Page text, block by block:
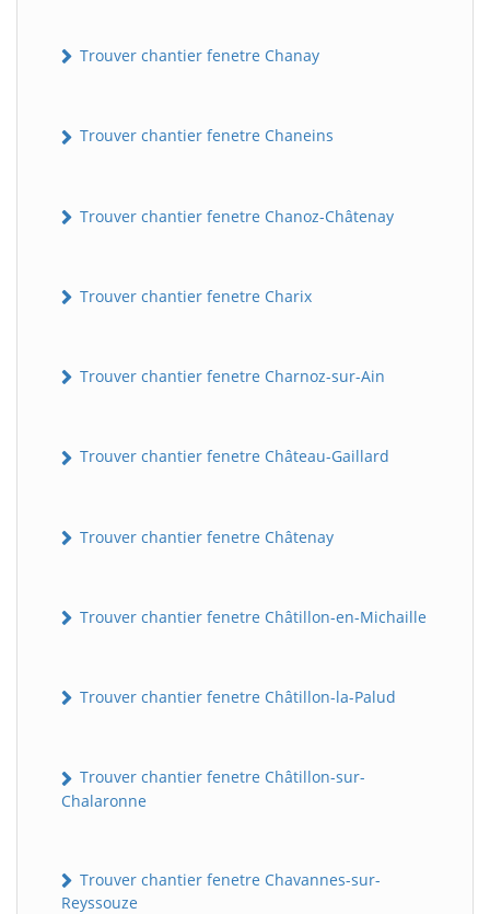
Trouver chantier fenetre Chanay
Trouver chantier fenetre Chaneins
Trouver chantier fenetre Chanoz-Châtenay
Trouver chantier fenetre Charix
Trouver chantier fenetre Charnoz-sur-Ain
Trouver chantier fenetre Château-Gaillard
Trouver chantier fenetre Châtenay
Trouver chantier fenetre Châtillon-en-Michaille
Trouver chantier fenetre Châtillon-la-Palud
Trouver chantier fenetre Châtillon-sur-
Chalaronne
Trouver chantier fenetre Chavannes-sur-
Reyssouze